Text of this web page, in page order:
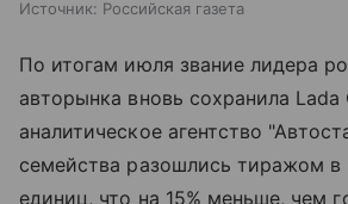
Источник: Российская газета
По итогам июля звание лидера
авторынка вновь сохранила
аналитическое агентство
семейства разошлись тиражом в
единиц, что на 15% меньше, чем